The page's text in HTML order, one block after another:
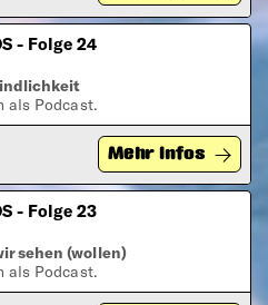
- Folge 24
als Podcast.
Mehr Infos
- Folge 23
sehen (wollen)
als Podcast.